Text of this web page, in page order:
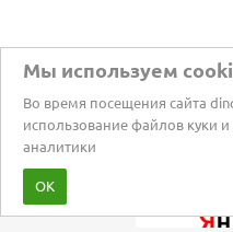
Мы используем
Во время посещения сайта
использование файлов куки
аналитики
ОК